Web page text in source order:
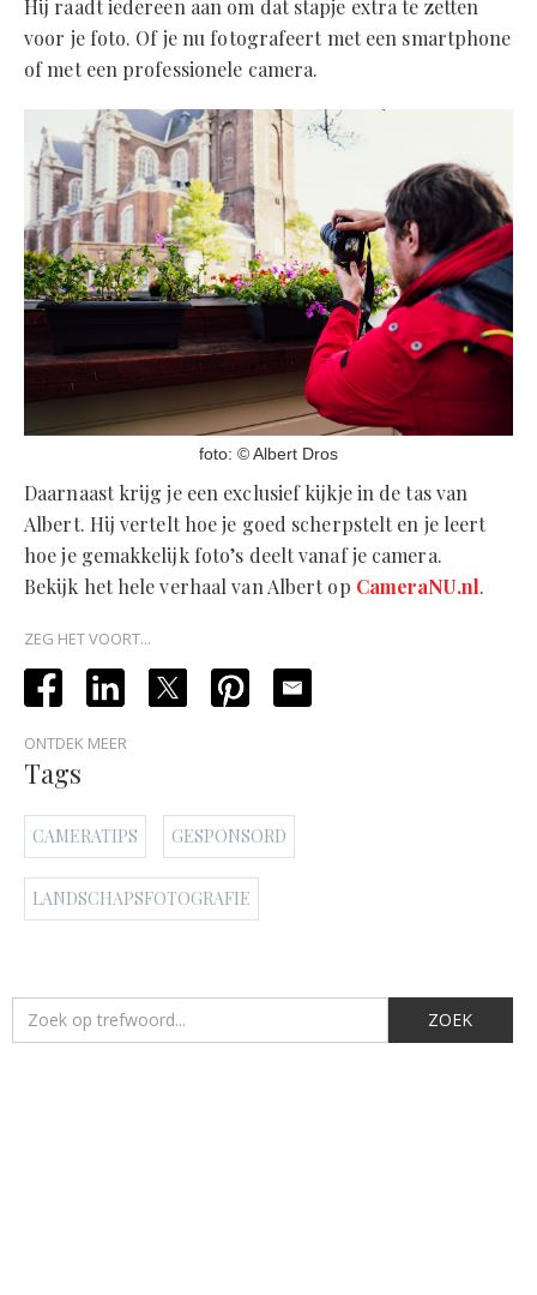
Hij raadt iedereen aan om dat stapje extra te zetten
voor je foto. Of je nu fotografeert met een smartphone
of met een professionele camera.
foto: © Albert Dros
Daarnaast krijg je een exclusief kijkje in de tas van
Albert. Hij vertelt hoe je goed scherpstelt en je leert
hoe je gemakkelijk foto’s deelt vanaf je camera.
Bekijk het hele verhaal van Albert op CameraNU.nl.
ZEG HET VOORT...
ONTDEK MEER
Tags
CAMERATIPS GESPONSORD
LANDSCHAPSFOTOGRAFIE